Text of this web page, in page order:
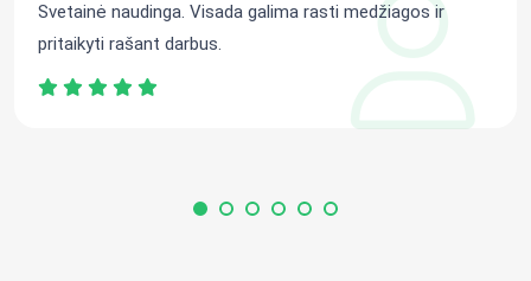
Svetainė naudinga. Visada galima rasti medžiagos ir
pritaikyti rašant darbus.